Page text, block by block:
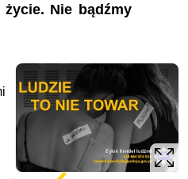
Nie bądźmy